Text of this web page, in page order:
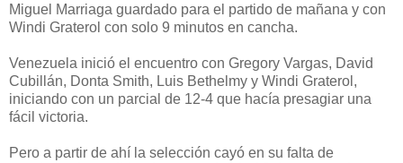
Miguel Marriaga guardado para el partido de mañana y con
Windi Graterol con solo 9 minutos en cancha.
Venezuela inició el encuentro con Gregory Vargas, David
Cubillán, Donta Smith, Luis Bethelmy y Windi Graterol,
iniciando con un parcial de 12-4 que hacía presagiar una
fácil victoria.
Pero a partir de ahí la selección cayó en su falta de